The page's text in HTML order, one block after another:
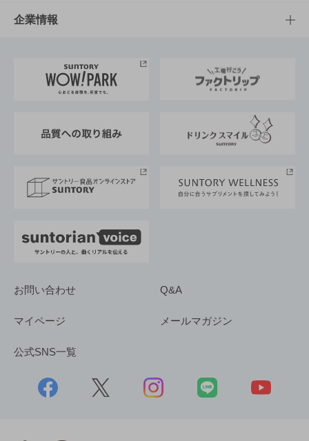
栄養成分一覧
工場見学
地域情報
サントリーホール
サントリーサンバーズ大阪
サステナビリティTOP
サントリーが考えるサステナビリティ経営
企業情報
企業概要
採用情報
お問い合わせ Q&A
マイページ メールマガジン
公式SNS一覧